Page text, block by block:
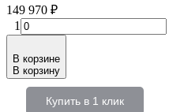
149 970 ₽
1
В корзине
В корзину
Купить в 1 клик